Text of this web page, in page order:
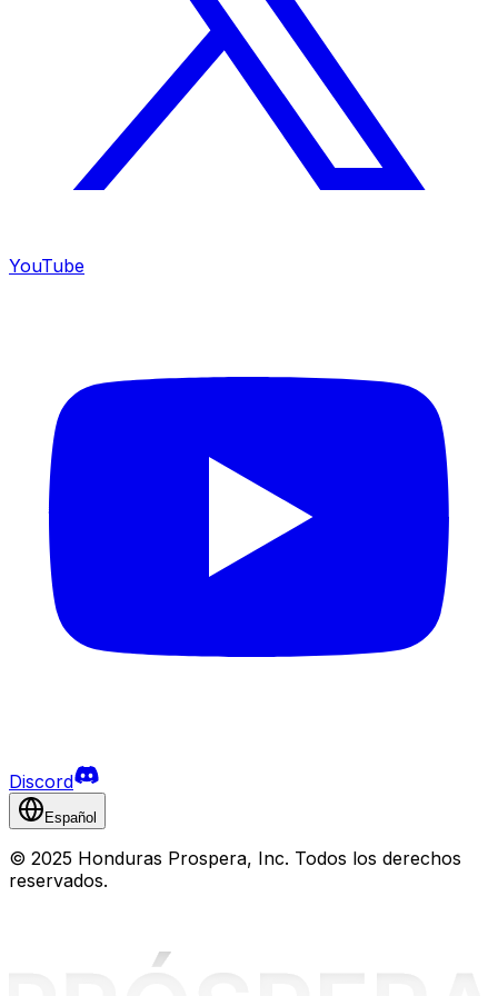
YouTube
Discord
Español
© 2025 Honduras Prospera, Inc. Todos los derechos
reservados.